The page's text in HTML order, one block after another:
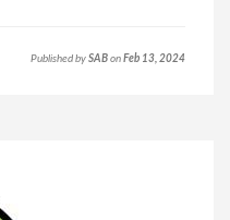
Published by SAB on Feb 13, 2024